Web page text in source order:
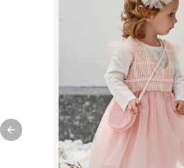
Previous slide